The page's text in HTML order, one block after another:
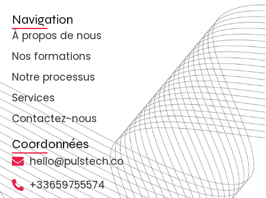
Navigation
À propos de nous
Nos formations
Notre processus
Services
Contactez-nous
Coordonnées
hello@pulstech.co
+33659755574